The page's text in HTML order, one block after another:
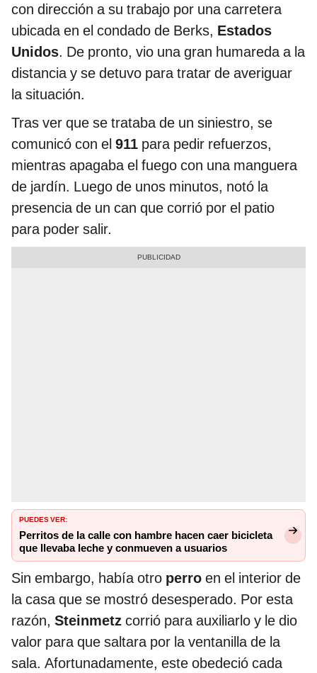
con dirección a su trabajo por una carretera
ubicada en el condado de Berks, Estados
Unidos. De pronto, vio una gran humareda a la
distancia y se detuvo para tratar de averiguar
la situación.
Tras ver que se trataba de un siniestro, se
comunicó con el 911 para pedir refuerzos,
mientras apagaba el fuego con una manguera
de jardín. Luego de unos minutos, notó la
presencia de un can que corrió por el patio
para poder salir.
PUEDES VER:
Perritos de la calle con hambre hacen caer bicicleta
que llevaba leche y conmueven a usuarios
Sin embargo, había otro perro en el interior de
la casa que se mostró desesperado. Por esta
razón, Steinmetz corrió para auxiliarlo y le dio
valor para que saltara por la ventanilla de la
sala. Afortunadamente, este obedeció cada